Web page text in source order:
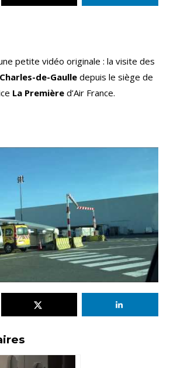
petite vidéo originale : la visite des
de-Gaulle depuis le siège de
La Première d’Air France.